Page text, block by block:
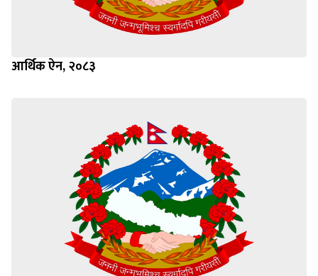
आर्थिक ऐन, २०८३